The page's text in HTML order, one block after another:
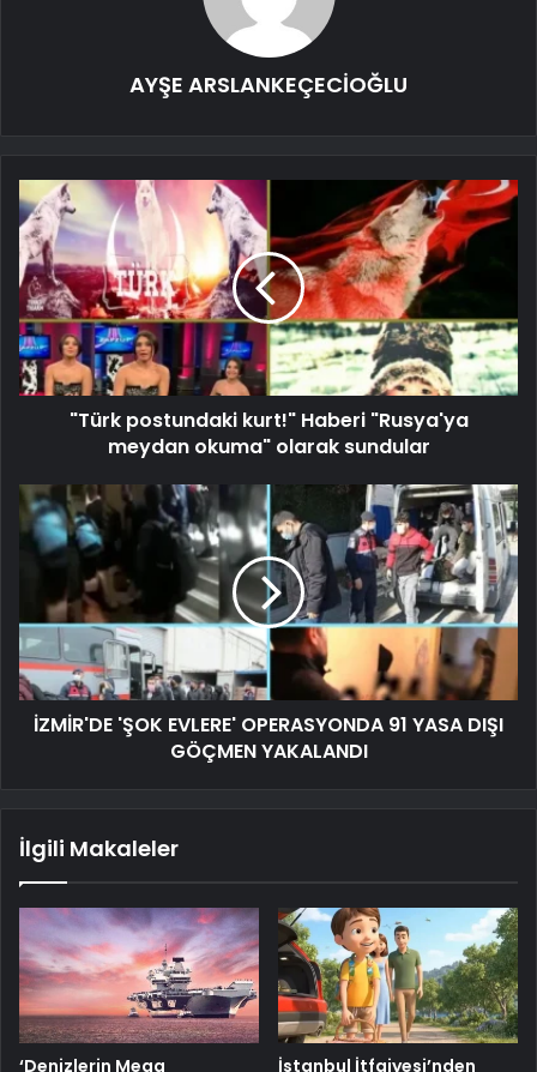
AYŞE ARSLANKEÇECİOĞLU
"Türk postundaki kurt!" Haberi "Rusya'ya
meydan okuma" olarak sundular
İZMİR'DE 'ŞOK EVLERE' OPERASYONDA 91 YASA DIŞI
GÖÇMEN YAKALANDI
İlgili Makaleler
‘Denizlerin Mega İstanbul İtfaiyesi’nden